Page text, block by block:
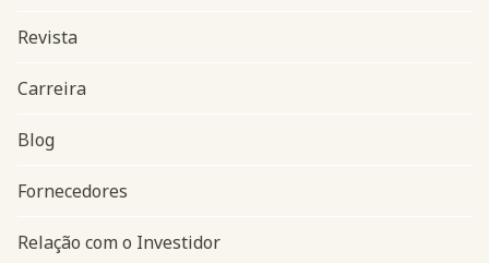
Navegação do rodapé
Revista
Carreira
Blog
Fornecedores
Relação com o Investidor